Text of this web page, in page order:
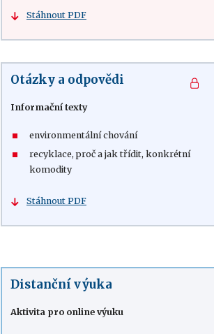
Stáhnout PDF
Otázky a odpovědi
Informační texty
environmentální chování
recyklace, proč a jak třídit, konkrétní
komodity
Stáhnout PDF
Distanční výuka
Aktivita pro online výuku